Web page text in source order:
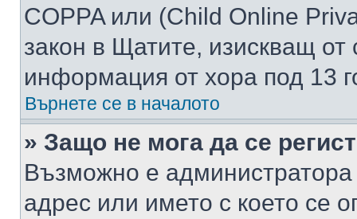
COPPA или (Child Online
закон в Щатите, изискващ от
информация от хора под 13
Върнете се в началото
» Защо не мога да се
Възможно е
адрес или името с което се